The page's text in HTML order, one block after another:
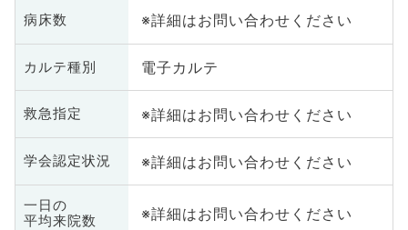
病床数 ※詳細はお問い合わせください
カルテ種別 電子カルテ
救急指定 ※詳細はお問い合わせください
学会認定状況 ※詳細はお問い合わせください
一日の
平均来院数
※詳細はお問い合わせください